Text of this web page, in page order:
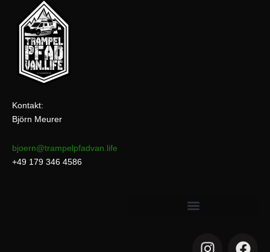
Kontakt:
Björn Meurer
bjoern@trampelpfadvan.life
+49 179 346 4586
I
F